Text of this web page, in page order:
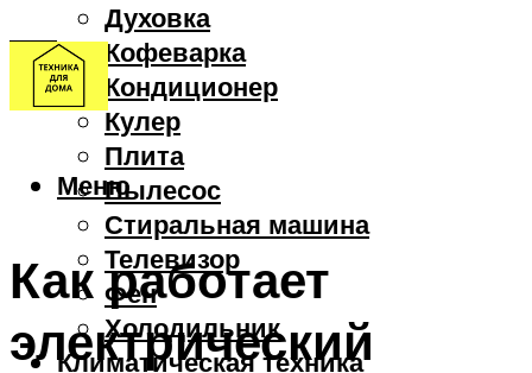
Духовка
Кофеварка
Кондиционер
Кулер
Плита
Пылесос
Стиральная машина
Телевизор
Фен
Холодильник
Климатическая техника
Меню
Как работает
электрический